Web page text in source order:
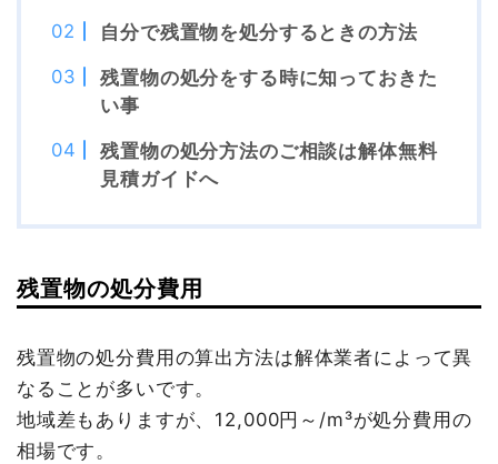
自分で残置物を処分するときの方法
残置物の処分をする時に知っておきた
い事
残置物の処分方法のご相談は解体無料
見積ガイドへ
残置物の処分費用
残置物の処分費用の算出方法は解体業者によって異
なることが多いです。
地域差もありますが、12,000円～/m³が処分費用の
相場です。